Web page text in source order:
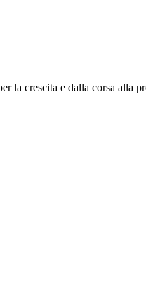
la crescita e dalla corsa alla